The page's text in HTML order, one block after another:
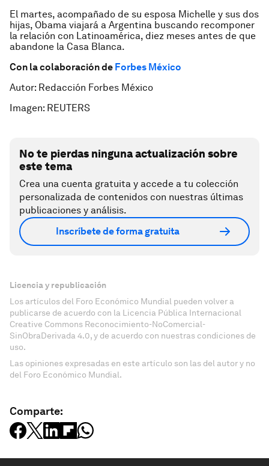
El martes, acompañado de su esposa Michelle y sus dos
hijas, Obama viajará a Argentina buscando recomponer
la relación con Latinoamérica, diez meses antes de que
abandone la Casa Blanca.
Con la colaboración de Forbes México
Autor: Redacción Forbes México
Imagen: REUTERS
No te pierdas ninguna actualización sobre
este tema
Crea una cuenta gratuita y accede a tu colección
personalizada de contenidos con nuestras últimas
publicaciones y análisis.
Inscríbete de forma gratuita
Licencia y republicación
Los artículos del Foro Económico Mundial pueden volver a
publicarse de acuerdo con la Licencia Pública Internacional
Creative Commons Reconocimiento-NoComercial-
SinObraDerivada 4.0, y de acuerdo con nuestras condiciones de
uso.
Las opiniones expresadas en este artículo son las del autor y no
del Foro Económico Mundial.
Comparte: